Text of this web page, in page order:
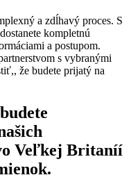
a zdĺhavý proces. S
kompletnú
a postupom.
s vybranými
že budete prijatý na
Veľkej Britaníí